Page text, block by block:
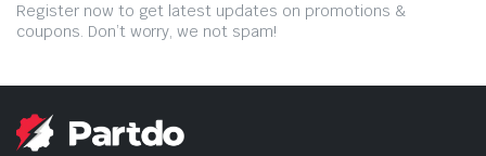
Register now to get latest updates on promotions &
coupons. Don’t worry, we not spam!